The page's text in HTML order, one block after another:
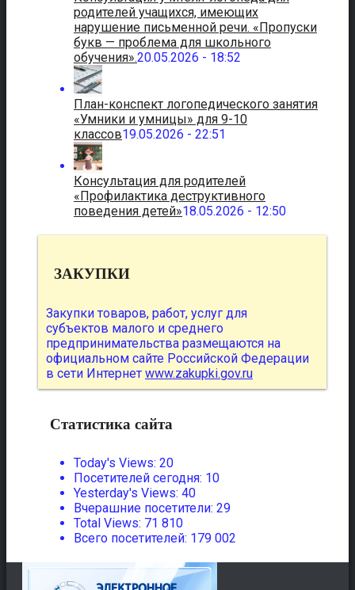
родителей учащихся, имеющих
нарушение письменной речи. «Пропуски
букв — проблема для школьного
обучения».20.05.2026 - 18:52
План-конспект логопедического занятия
«Умники и умницы» для 9-10
классов19.05.2026 - 22:51
Консультация для родителей
«Профилактика деструктивного
поведения детей»18.05.2026 - 12:50
ЗАКУПКИ
Закупки товаров, работ, услуг для
субъектов малого и среднего
предпринимательства размещаются на
официальном сайте Российской Федерации
в сети Интернет www.zakupki.gov.ru
Статистика сайта
Today's Views: 20
Посетителей сегодня: 10
Yesterday's Views: 40
Вчерашние посетители: 29
Total Views: 71 810
Всего посетителей: 179 002